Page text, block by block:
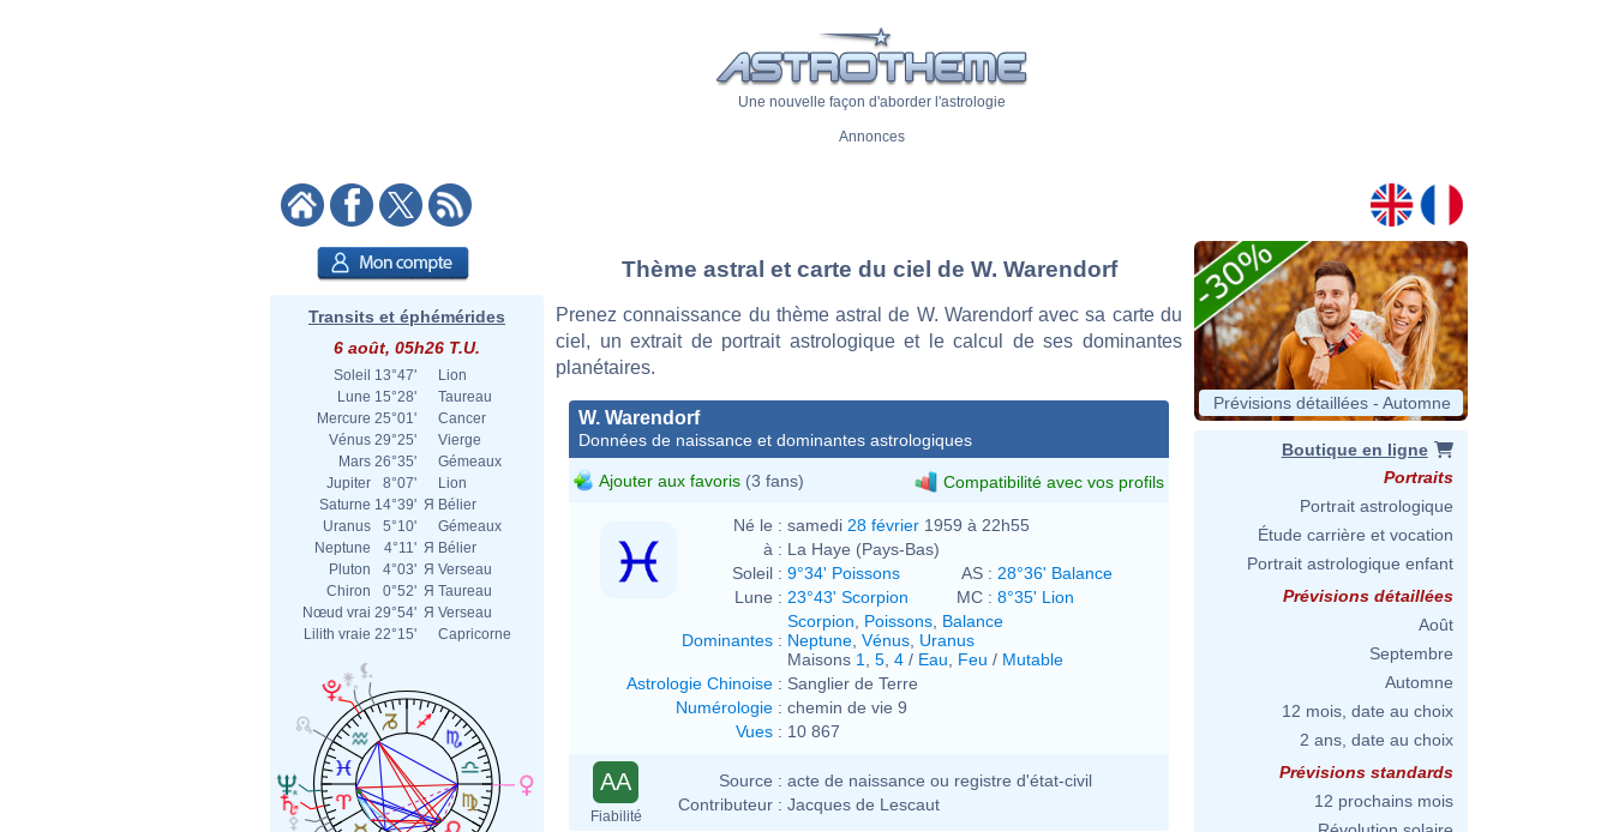
Une nouvelle façon d'aborder l'astrologie
Annonces
Transits et éphémérides
6 août, 05h26 T.U.
Soleil 13°47'
Lion
Lune 15°28'
Taureau
Mercure 25°01'
Cancer
Vénus 29°25'
Vierge
Mars 26°35'
Gémeaux
Jupiter
8°07'
Lion
Saturne 14°39' Я Bélier
Uranus
5°10'
Gémeaux
Neptune
4°11' Я Bélier
Pluton
4°03' Я Verseau
Chiron
0°52' Я Taureau
Nœud vrai 29°54' Я Verseau
Lilith vraie 22°15' Capricorne
Thème astral et carte du ciel de W. Warendorf
Prenez connaissance du thème astral de W. Warendorf avec sa carte du
ciel, un extrait de portrait astrologique et le calcul de ses dominantes
planétaires.
W. Warendorf
Données de naissance et dominantes astrologiques
Ajouter aux favoris (3 fans) Compatibilité avec vos profils
Né le : samedi 28 février 1959 à 22h55
à : La Haye (Pays-Bas)
Soleil : 9°34' Poissons AS : 28°36' Balance
Lune : 23°43' Scorpion MC : 8°35' Lion
Dominantes :
Scorpion Poissons Balance
Neptune Vénus Uranus
Maisons 1 5 4 / Eau Feu / Mutable
Astrologie Chinoise : Sanglier de Terre
Numérologie : chemin de vie 9
Vues : 10 867
AA
Fiabilité
Source : acte de naissance ou registre d'état-civil
Contributeur : Jacques de Lescaut
Prévisions détaillées - Automne
Boutique en ligne
Portraits
Portrait astrologique
Étude carrière et vocation
Portrait astrologique enfant
Prévisions détaillées
Août
Septembre
Automne
12 mois, date au choix
2 ans, date au choix
Prévisions standards
12 prochains mois